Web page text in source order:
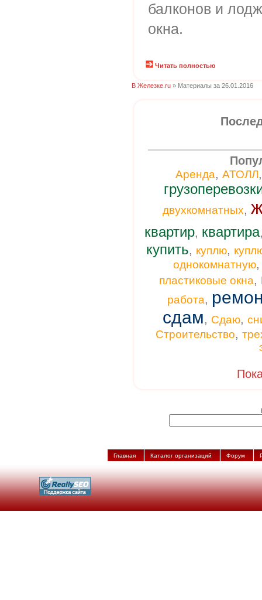
балконов и
окна.
Читать полностью
В Железке.ru » Материалы за 26.01.2016
Аренда, АТОЛЛ
двухкомнатных,
квартир, квартира
купить, куплю,
однокомнатную
пластиковые окна,
работа,
сдам, Сдаю,
Строительство,
Главная Каталог организаций Форум